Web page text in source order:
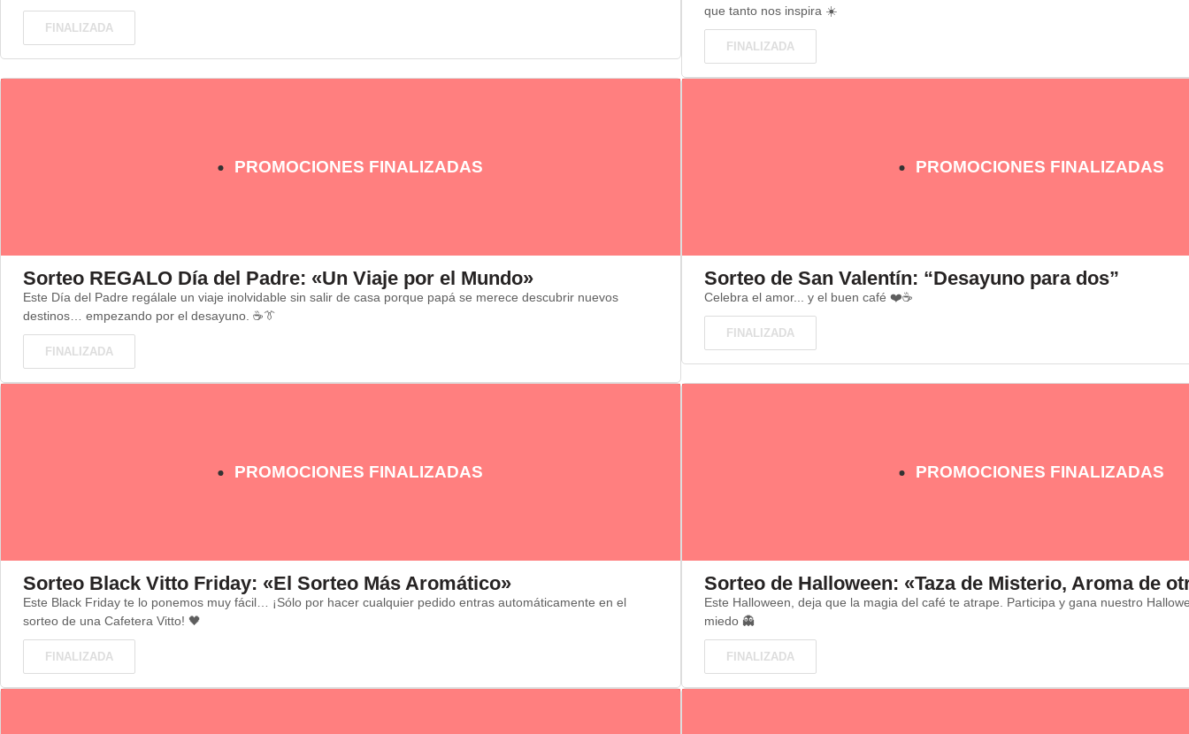
FINALIZADA
que tanto nos inspira ☀️
FINALIZADA
PROMOCIONES FINALIZADAS
Sorteo REGALO Día del Padre: «Un Viaje por el Mundo»
Este Día del Padre regálale un viaje inolvidable sin salir de casa porque papá se merece descubrir nuevos
destinos… empezando por el desayuno. ☕👔
FINALIZADA
PROMOCIONES FINALIZADAS
Sorteo de San Valentín: “Desayuno para dos”
Celebra el amor... y el buen café ❤️☕
FINALIZADA
PROMOCIONES FINALIZADAS
Sorteo Black Vitto Friday: «El Sorteo Más Aromático»
Este Black Friday te lo ponemos muy fácil… ¡Sólo por hacer cualquier pedido entras automáticamente en el
sorteo de una Cafetera Vitto! 🖤
FINALIZADA
PROMOCIONES FINALIZADAS
Sorteo de Halloween: «Taza de Misterio, Aroma de
Este Halloween, deja que la magia del café te atrape. Participa y gana nuestro
miedo 👻
FINALIZADA